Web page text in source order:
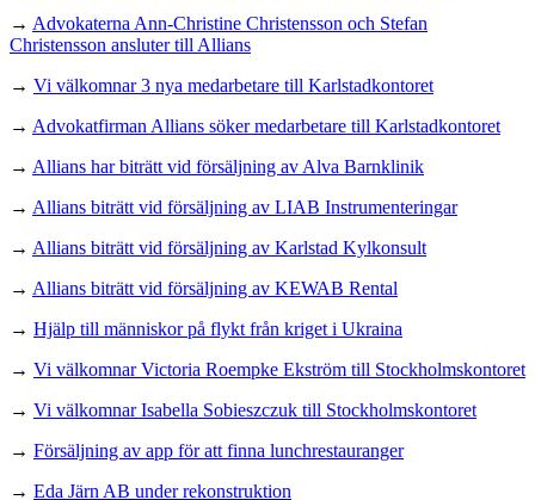
→ Advokaterna Ann-Christine Christensson och Stefan
Christensson ansluter till Allians
→ Vi välkomnar 3 nya medarbetare till Karlstadkontoret
→ Advokatfirman Allians söker medarbetare till Karlstadkontoret
→ Allians har biträtt vid försäljning av Alva Barnklinik
→ Allians biträtt vid försäljning av LIAB Instrumenteringar
→ Allians biträtt vid försäljning av Karlstad Kylkonsult
→ Allians biträtt vid försäljning av KEWAB Rental
→ Hjälp till människor på flykt från kriget i Ukraina
→ Vi välkomnar Victoria Roempke Ekström till Stockholmskontoret
→ Vi välkomnar Isabella Sobieszczuk till Stockholmskontoret
→ Försäljning av app för att finna lunchrestauranger
→ Eda Järn AB under rekonstruktion